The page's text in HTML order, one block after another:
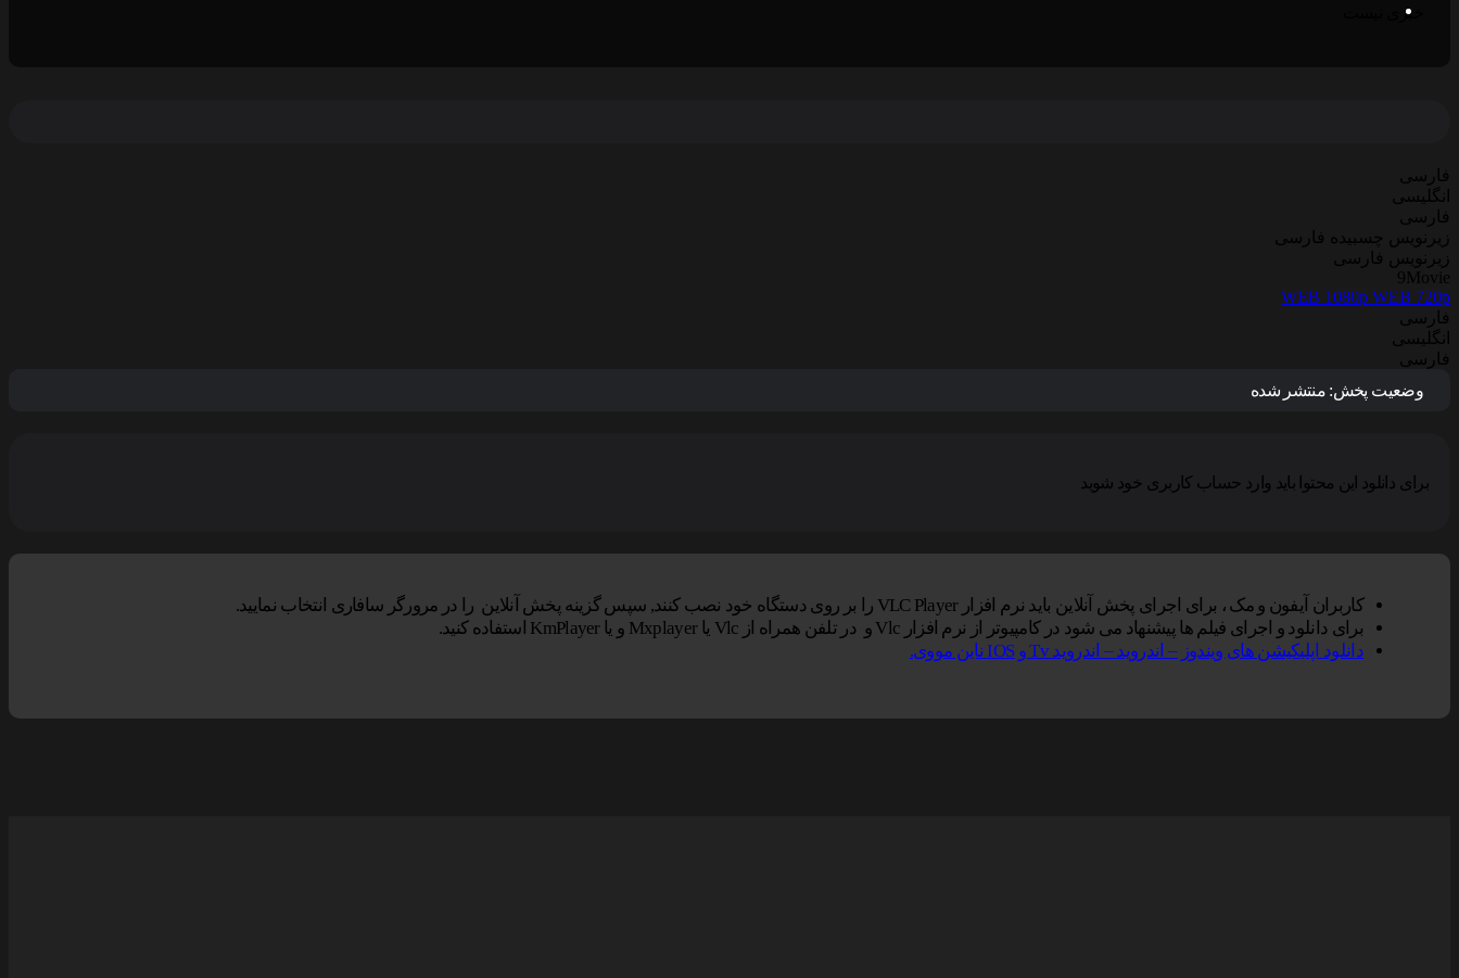
خبری نیست
فارسی
انگلیسی
فارسی
زیرنویس چسبیده فارسی
زیرنویس فارسی
9Movie
WEB 1080p WEB 720p
فارسی
انگلیسی
فارسی
وضعیت پخش: منتشر شده
برای دانلود این محتوا باید وارد حساب کاربری خود شوید
کاربران آیفون و مک ، برای اجرای پخش آنلاین باید نرم افزار VLC Player را بر روی دستگاه خود نصب کنند, سپس گزینه پخش آنلاین را در مرورگر سافاری انتخاب نمایید.
برای دانلود و اجرای فیلم ها پیشنهاد می شود در کامپیوتر از نرم افزار Vlc و در تلفن همراه از Vlc یا Mxplayer و یا KmPlayer استفاده کنید.
دانلود اپلیکیشن های ویندوز – اندروید – اندروید Tv و IOS ناین مووی.